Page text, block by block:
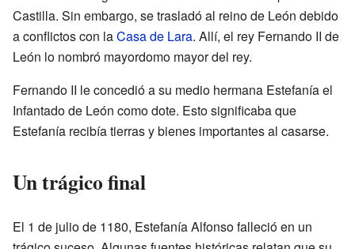
Castilla. Sin embargo, se trasladó al reino de León debido
a conflictos con laCasa de Lara. Allí, el rey Fernando II de
León lo nombró mayordomo mayor del rey.
Fernando II le concedió a su medio hermana Estefanía el
Infantado de León como dote. Esto significaba que
Estefanía recibía tierras y bienes importantes al casarse.
Un trágico final
El 1 de julio de 1180, Estefanía Alfonso falleció en un